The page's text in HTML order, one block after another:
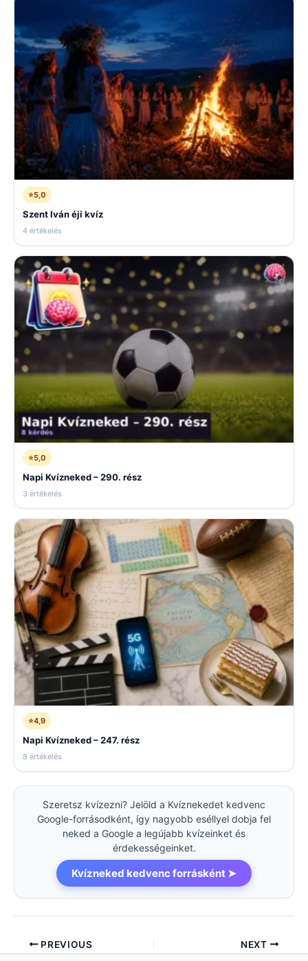
⭐5,0
Szent Iván éji kvíz
4 értékelés
⭐5,0
Napi Kvízneked – 290. rész
3 értékelés
⭐4,9
Napi Kvízneked – 247. rész
8 értékelés
Szeretsz kvízezni? Jelöld a Kvíznekedet kedvenc
Google-forrásodként, így nagyobb eséllyel dobja fel
neked a Google a legújabb kvízeinket és
érdekességeinket.
Kvízneked kedvenc forrásként ➤
PREVIOUS NEXT